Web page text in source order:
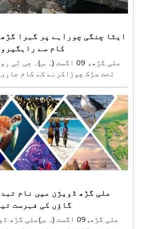
ایٹا چنگی چوراہے پر گہرا
کام سے
علی گڑھ، 09
تحت سڑک چوڑاکرنے کے کام
راہگیروں کی مشکلات مزید بڑھ
سے یہاں سے محفوظ گزرنا بھی
علی گڑھ ڈویژن میں نام
گاؤں کی فہرست
علی گڑھ, 09 اگست (ہ س)علی